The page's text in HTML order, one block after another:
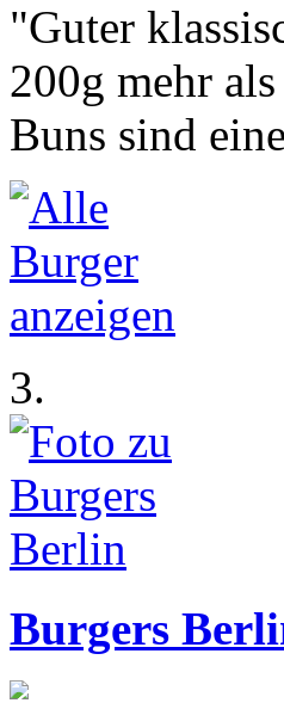
"Guter
200g mehr
Buns sind
3.
Burgers